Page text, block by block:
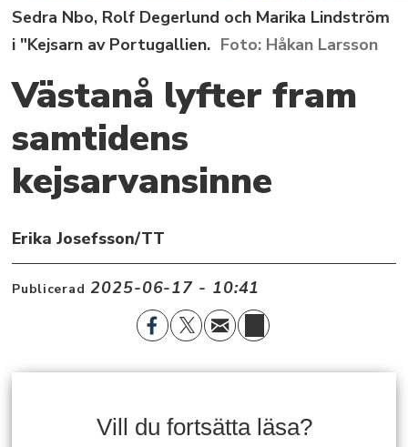
Sedra Nbo, Rolf Degerlund och Marika Lindström
i "Kejsarn av Portugallien.
Håkan Larsson
Västanå lyfter fram
samtidens
kejsarvansinne
Erika Josefsson/TT
Publicerad 2025-06-17 - 10:41
Vill du fortsätta läsa?